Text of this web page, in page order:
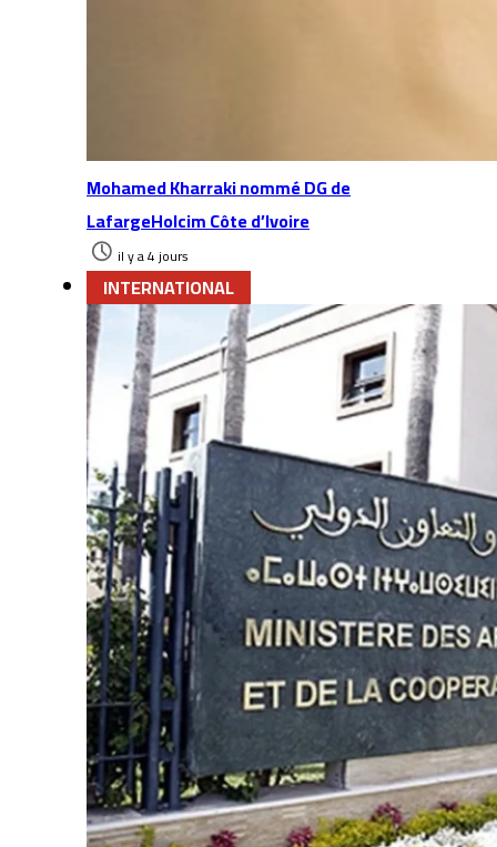
Mohamed Kharraki nommé DG de
LafargeHolcim Côte d’Ivoire
il y a 4 jours
INTERNATIONAL